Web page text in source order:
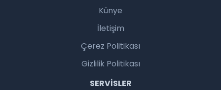
Künye
İletişim
Çerez Politikası
Gizlilik Politikası
SERVISLER